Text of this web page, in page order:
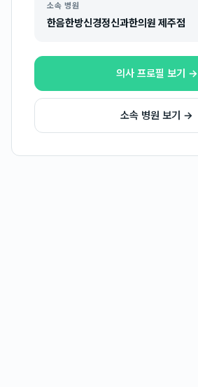
소속 병원
한음한방신경정신과한의원 제주점
의사 프로필 보기 →
소속 병원 보기 →